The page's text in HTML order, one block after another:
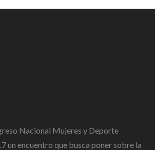
Nacional Mujeres y Deporte
un encuentro que busca poner sobre la